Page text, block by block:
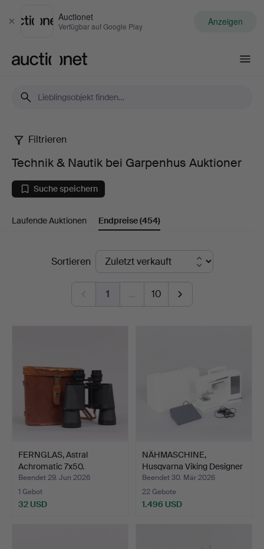
Schließen
Auctionet
Verfügbar auf Google Play Anzeigen
Technik
Nautik
bei
Garpenhus
Auktioner
Filtrieren
Technik & Nautik bei Garpenhus Auktioner
Suche speichern
Laufende Auktionen Endpreise(454)
EndpreiseSortieren
1 … 10
FERNGLAS, Astral
Achromatic 7x50.
Beendet 29. Jun 2026
1 Gebot
32 USD
NÄHMASCHINE,
Husqvarna Viking Designer
Dia…
Beendet 30. Mär 2026
22 Gebote
1.496 USD